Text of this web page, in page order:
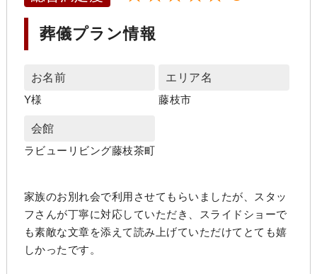
葬儀プラン情報
お名前
Y様
エリア名
藤枝市
会館
ラビューリビング藤枝茶町
家族のお別れ会で利用させてもらいましたが、スタッ
フさんが丁寧に対応していただき、スライドショーで
も素敵な文章を添えて読み上げていただけてとても嬉
しかったです。